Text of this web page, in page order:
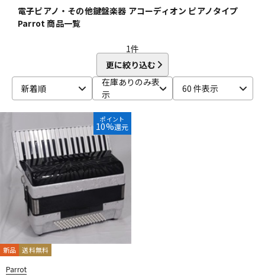
ベース ウクレレ
ドラム
キーボード
管楽器
電子ピアノ・その他鍵盤楽器 アコーディオン ピアノタイプ
Parrot 商品一覧
1件
更に絞り込む
新着順
在庫ありのみ表
示
60 件表示
ポイント
10%還元
新品 送料無料
Parrot